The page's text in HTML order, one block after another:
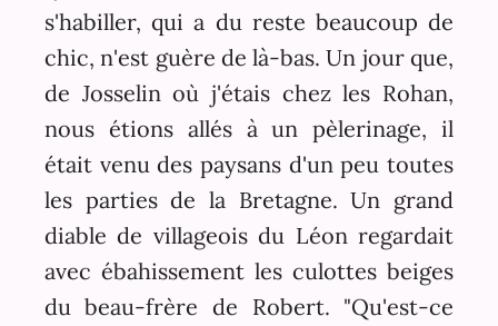
s'habiller, qui a du reste beaucoup de
chic, n'est guère de là-bas. Un jour que,
de Josselin où j'étais chez les Rohan,
nous étions allés à un pèlerinage, il
était venu des paysans d'un peu toutes
les parties de la Bretagne. Un grand
diable de villageois du Léon regardait
avec ébahissement les culottes beiges
du beau-frère de Robert. "Qu'est-ce